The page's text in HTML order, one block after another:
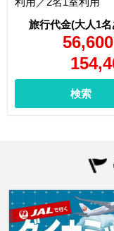
56,600
検索